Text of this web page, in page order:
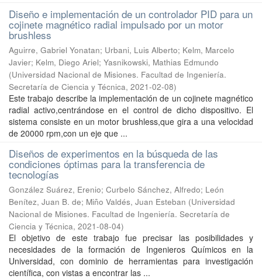
Diseño e implementación de un controlador PID para un
cojinete magnético radial impulsado por un motor
brushless
Aguirre, Gabriel Yonatan; Urbani, Luis Alberto; Kelm, Marcelo
Javier; Kelm, Diego Ariel; Yasnikowski, Mathias Edmundo
(Universidad Nacional de Misiones. Facultad de Ingeniería.
Secretaría de Ciencia y Técnica, 2021-02-08)
Este trabajo describe la implementación de un cojinete magnético
radial activo,centrándose en el control de dicho dispositivo. El
sistema consiste en un motor brushless,que gira a una velocidad
de 20000 rpm,con un eje que ...
Diseños de experimentos en la búsqueda de las
condiciones óptimas para la transferencia de
tecnologías
González Suárez, Erenio; Curbelo Sánchez, Alfredo; León
Benítez, Juan B. de; Miño Valdés, Juan Esteban (Universidad
Nacional de Misiones. Facultad de Ingeniería. Secretaría de
Ciencia y Técnica, 2021-08-04)
El objetivo de este trabajo fue precisar las posibilidades y
necesidades de la formación de Ingenieros Químicos en la
Universidad, con dominio de herramientas para investigación
cientíﬁca, con vistas a encontrar las ...